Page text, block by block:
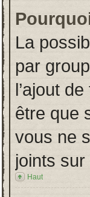
La
par
l’ajout
être que
vous ne
joints
Haut